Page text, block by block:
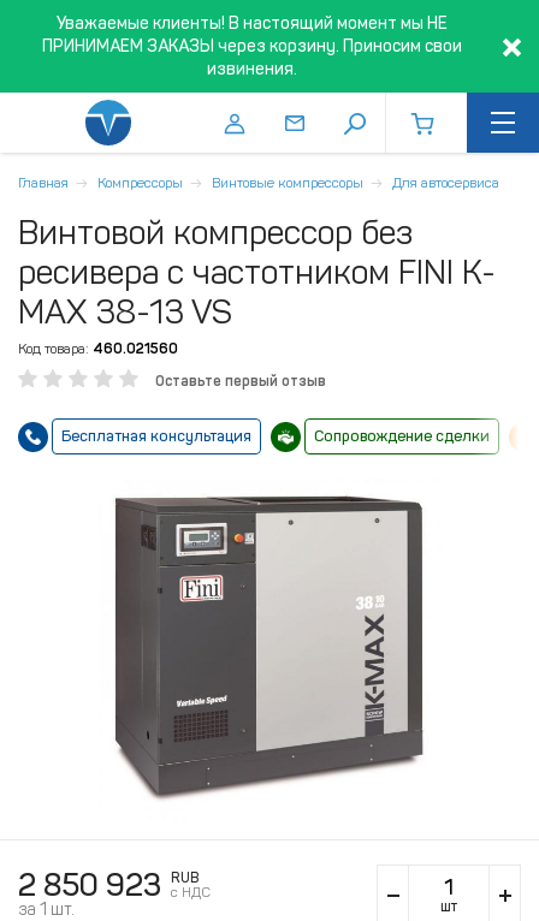
Уважаемые клиенты! В настоящий момент мы НЕ
ПРИНИМАЕМ ЗАКАЗЫ через корзину. Приносим свои
извинения.
Главная Компрессоры Винтовые компрессоры Для автосервиса
Винтовой компрессор без
ресивера с частотником FINI K-
MAX 38-13 VS
Код товара: 460.021560
Оставьте первый отзыв
Бесплатная консультация Сопровождение сделки
2 850 923
RUB
c НДС
за 1 шт. шт